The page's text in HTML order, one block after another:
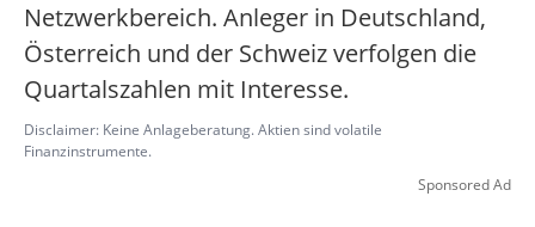
Netzwerkbereich. Anleger in Deutschland,
Österreich und der Schweiz verfolgen die
Quartalszahlen mit Interesse.
Disclaimer: Keine Anlageberatung. Aktien sind volatile
Finanzinstrumente.
Sponsored Ad